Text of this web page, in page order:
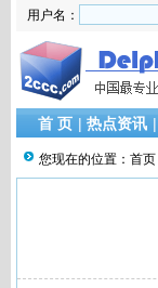
用户名：
首 页 | 热点资讯 |
您现在的位置： 首页